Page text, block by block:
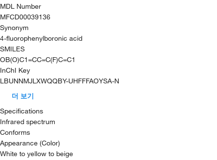
MDL Number
MFCD00039136
Synonym
4-fluorophenylboronic acid
SMILES
OB(O)C1=CC=C(F)C=C1
InChI Key
LBUNNMJLXWQQBY-UHFFFAOYSA-N
더 보기
Specifications
Infrared spectrum
Conforms
Appearance (Color)
White to yellow to beige